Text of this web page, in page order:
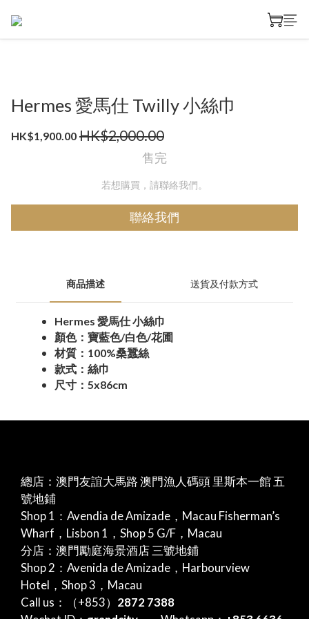
Hermes 愛馬仕 Twilly 小絲巾
HK$1,900.00 HK$2,000.00
售完
若想購買，請聯絡我們。
聯絡我們
商品描述 送貨及付款方式
Hermes 愛馬仕 小絲巾
顏色：寶藍色/白色/花圃
材質：100%桑蠶絲
款式：絲巾
尺寸：5x86cm
總店：澳門友誼大馬路 澳門漁人碼頭 里斯本一館 五
號地鋪
Shop 1：Avendia de Amizade，Macau Fisherman’s
Wharf，Lisbon 1，Shop 5 G/F，Macau
分店：澳門勵庭海景酒店 三號地鋪
Shop 2：Avenida de Amizade，Harbourview
Hotel，Shop 3，Macau
Call us：（+853） 2872 7388